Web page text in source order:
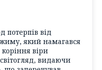
потерпів від
який намагався
віри
видаючи